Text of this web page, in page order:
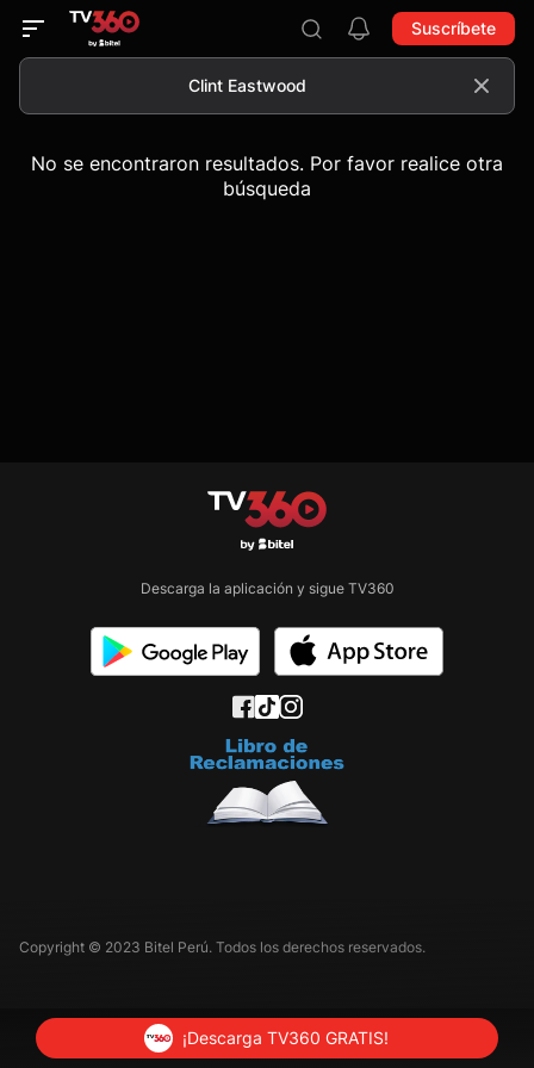
Suscríbete
No se encontraron resultados. Por favor realice otra
búsqueda
Descarga la aplicación y sigue TV360
Copyright © 2023 Bitel Perú. Todos los derechos reservados.
¡Descarga TV360 GRATIS!